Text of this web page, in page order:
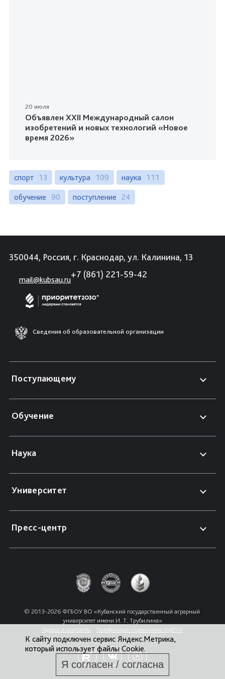
20 июля
Объявлен XXII Международный салон
изобретений и новых технологий «Новое
время 2026»
спорт 13 культура 109 наука 111
обучение 90 поступление 24
350044, Россия, г. Краснодар, ул. Калинина, 13
mail@kubsau.ru
+7 (861) 221-59-42
Сведения об образовательной организации
Поступающему
Обучение
Наука
Университет
Пресс-центр
© 2013-2026 ФГБОУ ВО «Кубанский государственный аграрный
университет имени И. Т. Трубилина»
Адреса и контакты
Телефонный справочник КубГАУ
К сайту подключен сервис Яндекс.Метрика,
который использует файлы Cookie.
Я согласен / согласна